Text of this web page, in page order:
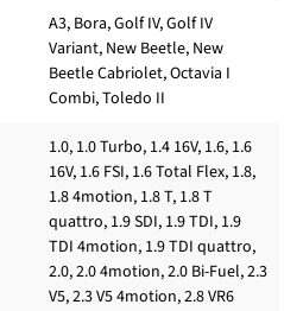
A3, Bora, Golf IV, Golf IV
Variant, New Beetle, New
Beetle Cabriolet, Octavia I
Combi, Toledo II
1.0, 1.0 Turbo, 1.4 16V, 1.6, 1.6
16V, 1.6 FSI, 1.6 Total Flex, 1.8,
1.8 4motion, 1.8 T, 1.8 T
quattro, 1.9 SDI, 1.9 TDI, 1.9
TDI 4motion, 1.9 TDI quattro,
2.0, 2.0 4motion, 2.0 Bi-Fuel, 2.3
V5, 2.3 V5 4motion, 2.8 VR6